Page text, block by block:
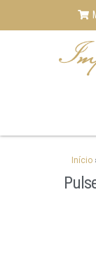
Início